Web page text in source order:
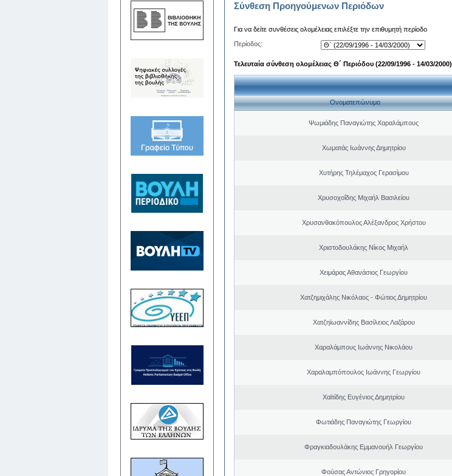
Σύνθεση Προηγούμενων Περιόδων
Για να δείτε συνθέσεις ολομέλειας επιλέξτε την επιθυμητή περίοδο
Περίοδος:
Τελευταία σύνθεση ολομέλειας Θ΄ Περιόδου (22/09/1996 - 14/03/2000)
Ονοματεπώνυμο
Ψωμιάδης Παναγιώτης Χαραλάμπους
Χωματάς Ιωάννης Δημητρίου
Χυτήρης Τηλέμαχος Γερασίμου
Χρυσοχοΐδης Μιχαήλ Βασιλείου
Χρυσανθακόπουλος Αλέξανδρος Χρήστου
Χριστοδουλάκης Νίκος Μιχαήλ
Χειμάρας Αθανάσιος Γεωργίου
Χατζημιχάλης Νικόλαος - Φώτιος Δημητρίου
Χατζηϊωαννίδης Βασίλειος Λαζάρου
Χαραλάμπους Ιωάννης Νικολάου
Χαραλαμπόπουλος Ιωάννης Γεωργίου
Χαϊτίδης Ευγένιος Δημητρίου
Φωτιάδης Παναγιώτης Γεωργίου
Φραγκιαδουλάκης Εμμανουήλ Γεωργίου
Φούσας Αντώνιος Γρηγορίου